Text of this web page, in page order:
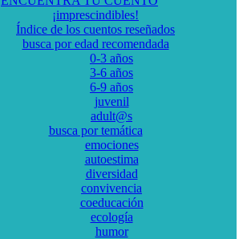
¡imprescindibles!
Índice de los cuentos reseñados
busca por edad recomendada
0-3 años
3-6 años
6-9 años
juvenil
adult@s
busca por temática
emociones
autoestima
diversidad
convivencia
coeducación
ecología
humor